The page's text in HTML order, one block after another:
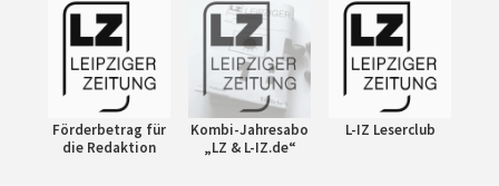
Förderbetrag für
die Redaktion
Kombi-Jahresabo
„LZ & L-IZ.de“
L-IZ Leserclub